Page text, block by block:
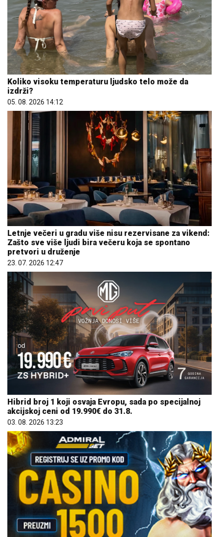
Koliko visoku temperaturu ljudsko telo može da
izdrži?
05. 08. 2026 14:12
Letnje večeri u gradu više nisu rezervisane za vikend:
Zašto sve više ljudi bira večeru koja se spontano
pretvori u druženje
23. 07. 2026 12:47
Hibrid broj 1 koji osvaja Evropu, sada po specijalnoj
akcijskoj ceni od 19.990€ do 31.8.
03. 08. 2026 13:23